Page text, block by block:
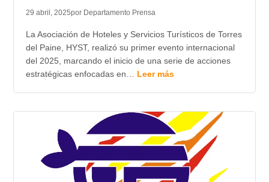
29 abril, 2025por Departamento Prensa
La Asociación de Hoteles y Servicios Turísticos de Torres
del Paine, HYST, realizó su primer evento internacional
del 2025, marcando el inicio de una serie de acciones
estratégicas enfocadas en… Leer más